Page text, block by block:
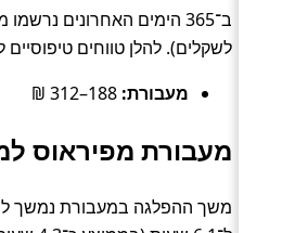
ב־365 הימים האחרונים
לשקלים). להלן טווחים טיפוסיים
מעבורת:
מעבורת מפיראוס